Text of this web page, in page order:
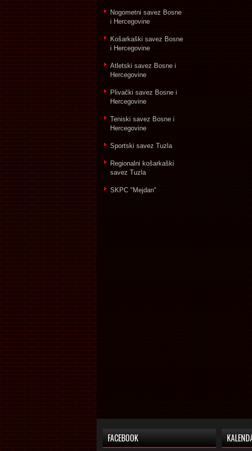
Nogometni savez Bosne
i Hercegovine
Košarkaški savez Bosne
i Hercegovine
Atletski savez Bosne i
Hercegovine
Plivački savez Bosne i
Hercegovine
Teniski savez Bosne i
Hercegovine
Sportski savez Tuzla
Regionalni košarkaški
savez Tuzla
SKPC "Mejdan"
FACEBOOK